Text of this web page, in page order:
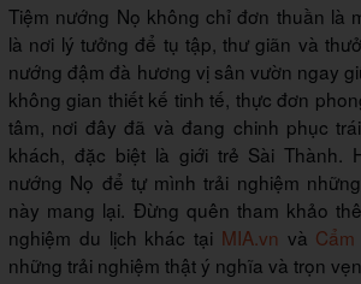
Tiệm nướng Nọ không chỉ đơn thuần là
là nơi lý tưởng để tụ tập, thư giãn và
nướng đậm đà hương vị sân vườn ngay
không gian thiết kế tinh tế, thực đơn
tâm, nơi đây đã và đang chinh phục
khách, đặc biệt là giới trẻ Sài Thành.
nướng Nọ để tự mình trải nghiệm
này mang lại. Đừng quên tham khảo
nghiệm du lịch khác tại MIA.vn và
những trải nghiệm thật ý nghĩa và trọn